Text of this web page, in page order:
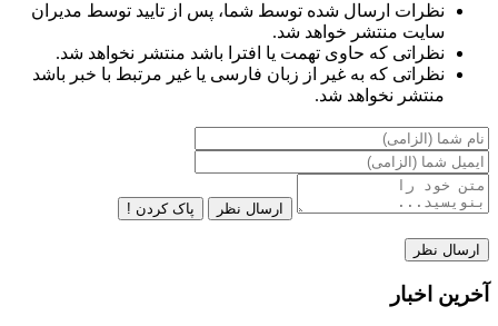
نظرات ارسال شده توسط شما، پس از تایید توسط مدیران
سایت منتشر خواهد شد.
نظراتی که حاوی تهمت یا افترا باشد منتشر نخواهد شد.
نظراتی که به غیر از زبان فارسی یا غیر مرتبط با خبر باشد
منتشر نخواهد شد.
ارسال نظر پاک کردن !
آخرین اخبار